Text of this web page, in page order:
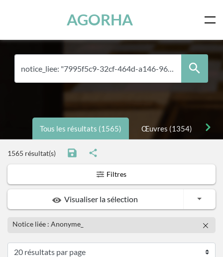
AGORHA
Tous les résultats (1565) Œuvres (1354)
1565 résultat(s)
Filtres
Visualiser la sélection Toggle
Notice liée : Anonyme_